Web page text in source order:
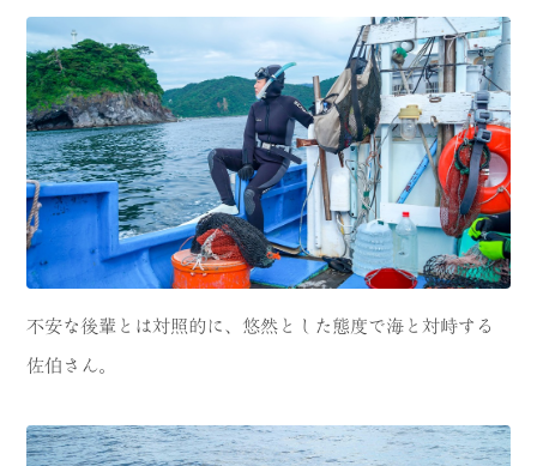
不安な後輩とは対照的に、悠然とした態度で海と対峙する
佐伯さん。